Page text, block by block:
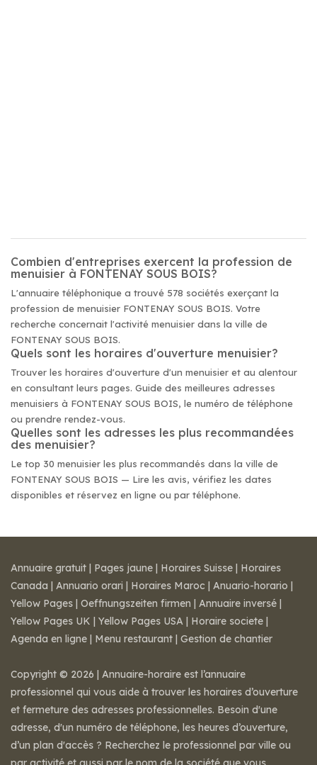
Combien d'entreprises exercent la profession de
menuisier à FONTENAY SOUS BOIS?
L'annuaire téléphonique a trouvé 578 sociétés exerçant la
profession de menuisier FONTENAY SOUS BOIS. Votre
recherche concernait l'activité menuisier dans la ville de
FONTENAY SOUS BOIS.
Quels sont les horaires d'ouverture menuisier?
Trouver les horaires d'ouverture d'un menuisier et au alentour
en consultant leurs pages. Guide des meilleures adresses
menuisiers à FONTENAY SOUS BOIS, le numéro de téléphone
ou prendre rendez-vous.
Quelles sont les adresses les plus recommandées
des menuisier?
Le top 30 menuisier les plus recommandés dans la ville de
FONTENAY SOUS BOIS — Lire les avis, vérifiez les dates
disponibles et réservez en ligne ou par téléphone.
Annuaire gratuit | Pages jaune | Horaires Suisse | Horaires
Canada | Annuario orari | Horaires Maroc | Anuario-horario |
Yellow Pages | Oeffnungszeiten firmen | Annuaire inversé |
Yellow Pages UK | Yellow Pages USA | Horaire societe |
Agenda en ligne | Menu restaurant | Gestion de chantier
Copyright © 2026 | Annuaire-horaire est l’annuaire
professionnel qui vous aide à trouver les horaires d’ouverture
et fermeture des adresses professionnelles. Besoin d'une
adresse, d'un numéro de téléphone, les heures d’ouverture,
d’un plan d'accès ? Recherchez le professionnel par ville ou